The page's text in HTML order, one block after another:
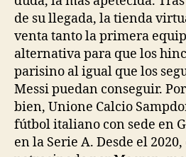
de su llegada, la tienda
venta tanto la primera
alternativa para que los
parisino al igual que los
Messi puedan conseguir.
bien, Unione Calcio
fútbol italiano con sede en
en la Serie A. Desde el